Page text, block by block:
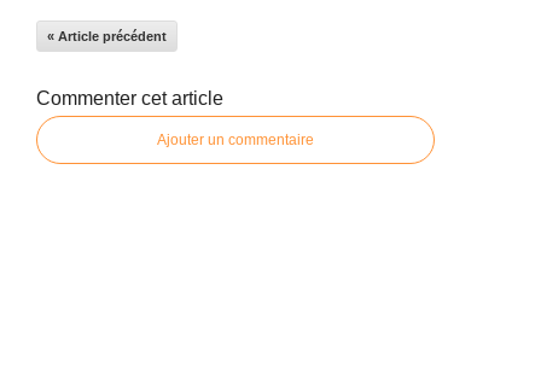
« Article précédent
Commenter cet article
Ajouter un commentaire